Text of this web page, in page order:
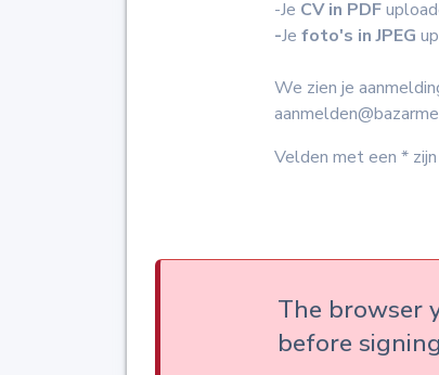
-Je CV in PDF
-Je foto's in JPEG
We zien je
Velden met een *
The browser
before